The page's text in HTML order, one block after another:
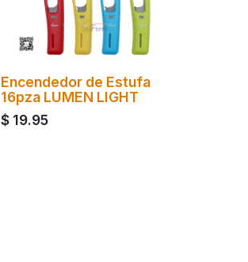
Encendedor de Estufa
16pza LUMEN LIGHT
$ 19.95